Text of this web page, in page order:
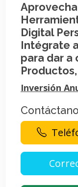
Digital
Intégrate
para dar a
Inversión